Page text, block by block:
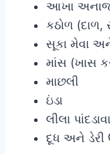
આખા
કઠોળ (દાળ,
સૂકા મેવા
માંસ (ખાસ
માછલી
ઇંડા
લીલા
દૂધ અને ડેરી